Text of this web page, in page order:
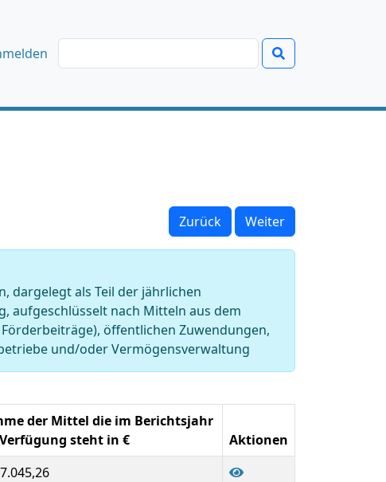
Zurück Weiter
dargelegt als Teil der jährlichen
aufgeschlüsselt nach Mitteln aus dem
öffentlichen Zuwendungen,
und/oder Vermögensverwaltung
der Mittel die im Berichtsjahr
steht in €
Aktionen